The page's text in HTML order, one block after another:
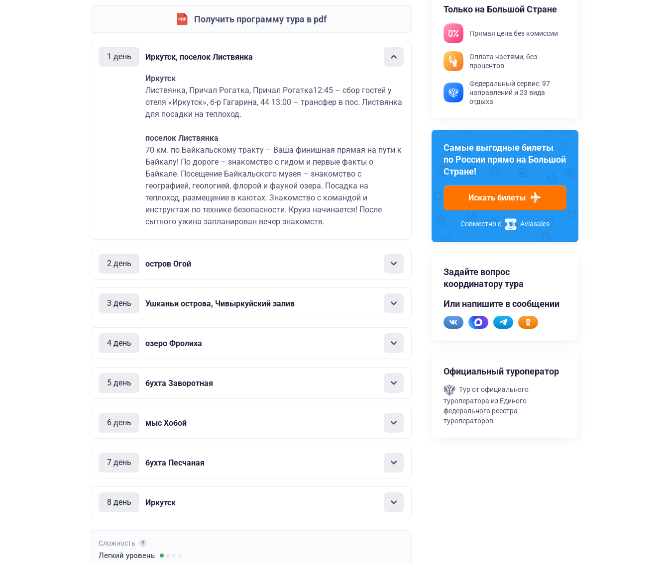
Получить программу тура в pdf
1 день Иркутск, поселок Листвянка
Иркутск
Листвянка, Причал Рогатка, Причал Рогатка12:45 – сбор гостей у
отеля «Иркутск», б-р Гагарина, 44 13:00 – трансфер в пос. Листвянка
для посадки на теплоход.
поселок Листвянка
70 км. по Байкальскому тракту – Ваша финишная прямая на пути к
Байкалу! По дороге – знакомство с гидом и первые факты о
Байкале. Посещение Байкальского музея – знакомство с
географией, геологией, флорой и фауной озера. Посадка на
теплоход, размещение в каютах. Знакомство с командой и
инструктаж по технике безопасности. Круиз начинается! После
сытного ужина запланирован вечер знакомств.
2 день остров Огой
3 день Ушканьи острова, Чивыркуйский залив
4 день озеро Фролиха
5 день бухта Заворотная
6 день мыс Хобой
7 день бухта Песчаная
8 день Иркутск
Сложность
Легкий уровень
Только на Большой Стране
Прямая цена без комиссии
Оплата частями, без
процентов
Федеральный сервис: 97
направлений и 23 вида
отдыха
Самые выгодные билеты
по России прямо на Большой
Стране!
Искать билеты
Совместно с Aviasales
Задайте вопрос
координатору тура
Или напишите в сообщении
Официальный туроператор
Тур от официального
туроператора из Единого
федерального реестра
туроператоров